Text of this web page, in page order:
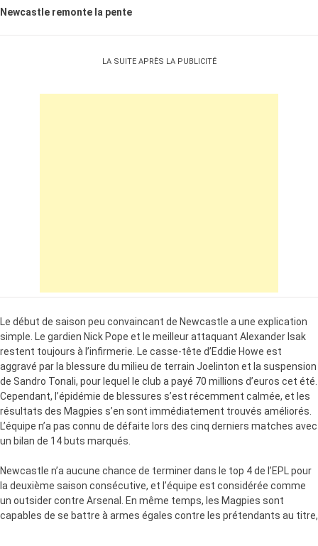
Newcastle remonte la pente
LA SUITE APRÈS LA PUBLICITÉ
Le début de saison peu convaincant de Newcastle a une explication
simple. Le gardien Nick Pope et le meilleur attaquant Alexander Isak
restent toujours à l’infirmerie. Le casse-tête d’Eddie Howe est
aggravé par la blessure du milieu de terrain Joelinton et la suspension
de Sandro Tonali, pour lequel le club a payé 70 millions d’euros cet été.
Cependant, l’épidémie de blessures s’est récemment calmée, et les
résultats des Magpies s’en sont immédiatement trouvés améliorés.
L’équipe n’a pas connu de défaite lors des cinq derniers matches avec
un bilan de 14 buts marqués.
Newcastle n’a aucune chance de terminer dans le top 4 de l’EPL pour
ladeuxième saison consécutive, et l’équipe est considérée comme
un outsidercontre Arsenal. En même temps, les Magpies sont
capables de se battre àarmes égales contre les prétendants au titre,